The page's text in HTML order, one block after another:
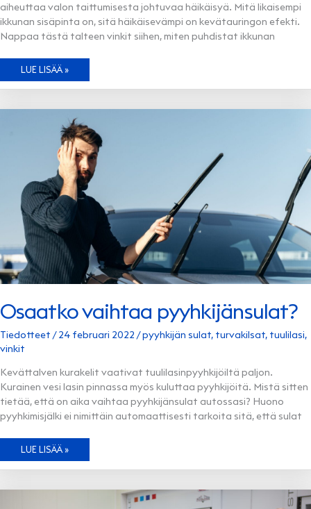
aiheuttaa valon taittumisesta johtuvaa häikäisyä. Mitä likaisempi
ikkunan sisäpinta on, sitä häikäisevämpi on kevätauringon efekti.
Nappaa tästä talteen vinkit siihen, miten puhdistat ikkunan
TUULILASIN
SISÄPUOLELTA
LUE LISÄÄ »
Osaatko vaihtaa pyyhkijänsulat?
Tiedotteet /24 februari 2022 /pyyhkijän sulat, turvakilsat, tuulilasi,
vinkit
Kevättalven kurakelit vaativat tuulilasinpyyhkijöiltä paljon.
Kurainen vesi lasin pinnassa myös kuluttaa pyyhkijöitä. Mistä sitten
tietää, että on aika vaihtaa pyyhkijänsulat autossasi? Huono
pyyhkimisjälki ei nimittäin automaattisesti tarkoita sitä, että sulat
OSAATKO
PYYHKIJÄNSULAT?
LUE LISÄÄ »